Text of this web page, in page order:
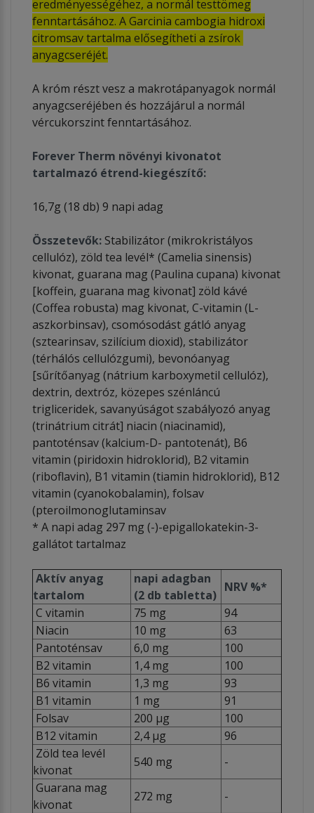
eredményességéhez, a normál testtömeg
fenntartásához. A Garcinia cambogia hidroxi
citromsav tartalma elősegítheti a zsírok
anyagcseréjét.
A króm részt vesz a makrotápanyagok normál
anyagcseréjében és hozzájárul a normál
vércukorszint fenntartásához.
Forever Therm növényi kivonatot
tartalmazó étrend-kiegészítő:
16,7g (18 db) 9 napi adag
Összetevők: Stabilizátor (mikrokristályos
cellulóz), zöld tea levél* (Camelia sinensis)
kivonat, guarana mag (Paulina cupana) kivonat
[koffein, guarana mag kivonat] zöld kávé
(Coffea robusta) mag kivonat, C-vitamin (L-
aszkorbinsav), csomósodást gátló anyag
(sztearinsav, szilícium dioxid), stabilizátor
(térhálós cellulózgumi), bevonóanyag
[sűrítőanyag (nátrium karboxymetil cellulóz),
dextrin, dextróz, közepes szénláncú
trigliceridek, savanyúságot szabályozó anyag
(trinátrium citrát] niacin (niacinamid),
pantoténsav (kalcium-D- pantotenát), B6
vitamin (piridoxin hidroklorid), B2 vitamin
(riboflavin), B1 vitamin (tiamin hidroklorid), B12
vitamin (cyanokobalamin), folsav
(pteroilmonoglutaminsav
* A napi adag 297 mg (-)-epigallokatekin-3-
gallátot tartalmaz
Aktív anyag
tartalom
napi adagban
(2 db tabletta)
NRV %*
C vitamin
75 mg
94
Niacin
10 mg
63
Pantoténsav
6,0 mg
100
B2 vitamin
1,4 mg
100
B6 vitamin
1,3 mg
93
B1 vitamin
1 mg
91
Folsav
200 µg
100
B12 vitamin
2,4 µg
96
Zöld tea levél
kivonat
540 mg
-
Guarana mag
kivonat
272 mg
-